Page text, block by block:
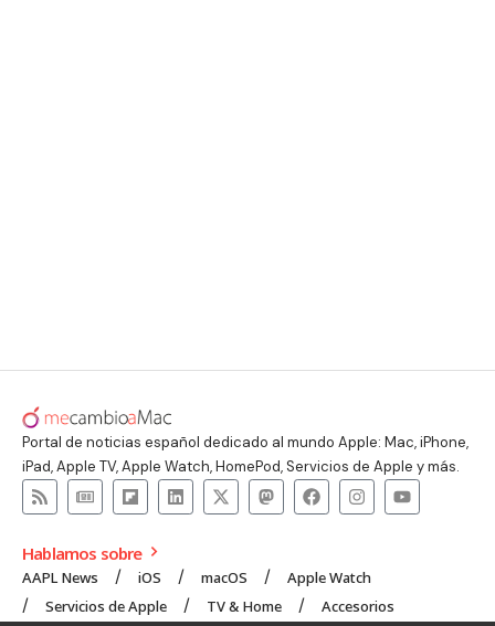
Portal de noticias español dedicado al mundo Apple: Mac, iPhone,
iPad, Apple TV, Apple Watch, HomePod, Servicios de Apple y más.
Hablamos sobre
AAPL News iOS macOS
Apple Watch
Servicios de Apple
TV & Home
Accesorios